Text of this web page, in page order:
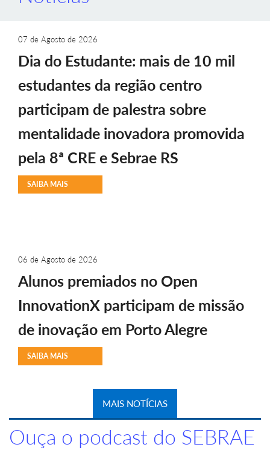
07 de Agosto de 2026
Dia do Estudante: mais de 10 mil
estudantes da região centro
participam de palestra sobre
mentalidade inovadora promovida
pela 8ª CRE e Sebrae RS
SAIBA MAIS
06 de Agosto de 2026
Alunos premiados no Open
InnovationX participam de missão
de inovação em Porto Alegre
SAIBA MAIS
MAIS NOTÍCIAS
Ouça o podcast do SEBRAE